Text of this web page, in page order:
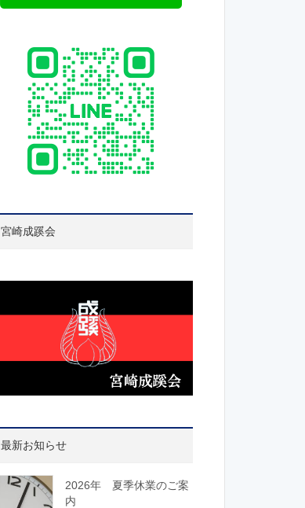
宮崎成蹊会
最新お知らせ
2026年 夏季休業のご案
内